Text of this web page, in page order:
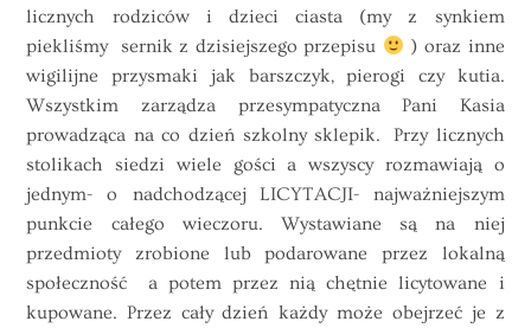
licznych rodziców i dzieci ciasta (my z synkiem
piekliśmy sernik z dzisiejszego przepisu
) oraz inne
wigilijne przysmaki jak barszczyk, pierogi czy kutia.
Wszystkim zarządza przesympatyczna Pani Kasia
prowadząca na co dzień szkolny sklepik. Przy licznych
stolikach siedzi wiele gości a wszyscy rozmawiają o
jednym- o nadchodzącej LICYTACJI- najważniejszym
punkcie całego wieczoru. Wystawiane są na niej
przedmioty zrobione lub podarowane przez lokalną
społeczność a potem przez nią chętnie licytowane i
kupowane. Przez cały dzień każdy może obejrzeć je z